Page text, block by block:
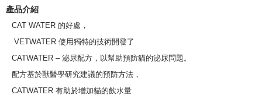
產品介紹
CAT WATER 的好處，
VETWATER 使用獨特的技術開發了
CATWATER – 泌尿配方，以幫助預防貓的泌尿問題。
配方基於獸醫學研究建議的預防方法，
CATWATER 有助於增加貓的飲水量